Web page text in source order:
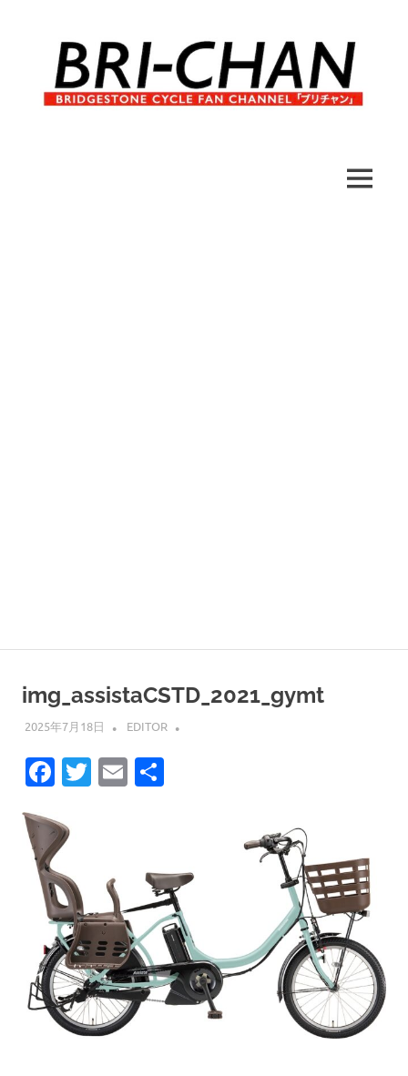
MENU
img_assistaCSTD_2021_gymt
2025年7月18日 EDITOR
Facebook
Twitter
Email